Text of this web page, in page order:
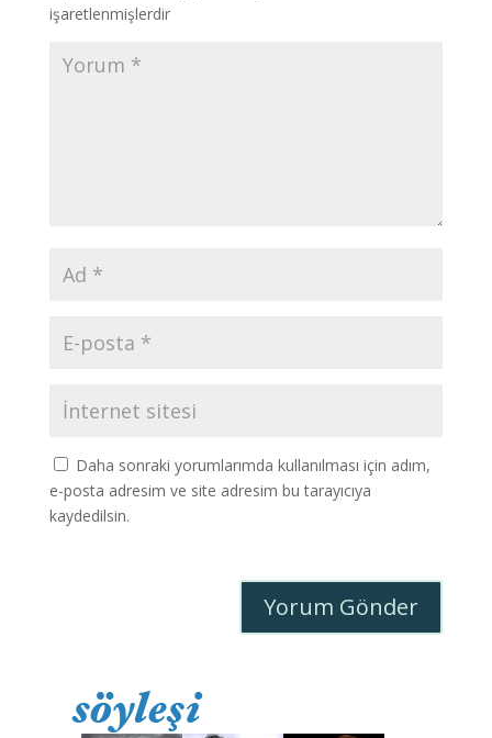
işaretlenmişlerdir
Daha sonraki yorumlarımda kullanılması için adım,
e-posta adresim ve site adresim bu tarayıcıya
kaydedilsin.